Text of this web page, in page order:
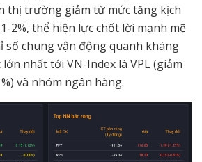
thị trường giảm từ mức tăng kịch
2%, thể hiện lực chốt lời mạnh mẽ
số chung vận động quanh kháng
lớn nhất tới VN-Index là VPL (giảm
và nhóm ngân hàng.